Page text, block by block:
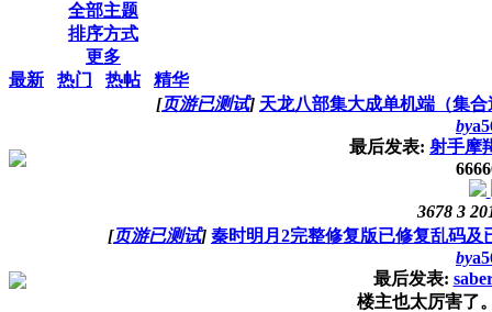
全部主题
排序方式
更多
最新
热门 热帖
精华
[页游已测试] 天龙八部集大成单机端（集
by
最后发表: 射手摩
3678 3
[页游已测试] 秦时明月2完整修复版已修复乱码
by
最后发表:
楼主也太厉害了